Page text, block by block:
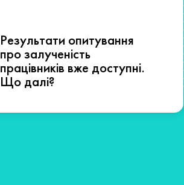
Результати опитування
про залученість
працівників вже доступні.
Що далі?